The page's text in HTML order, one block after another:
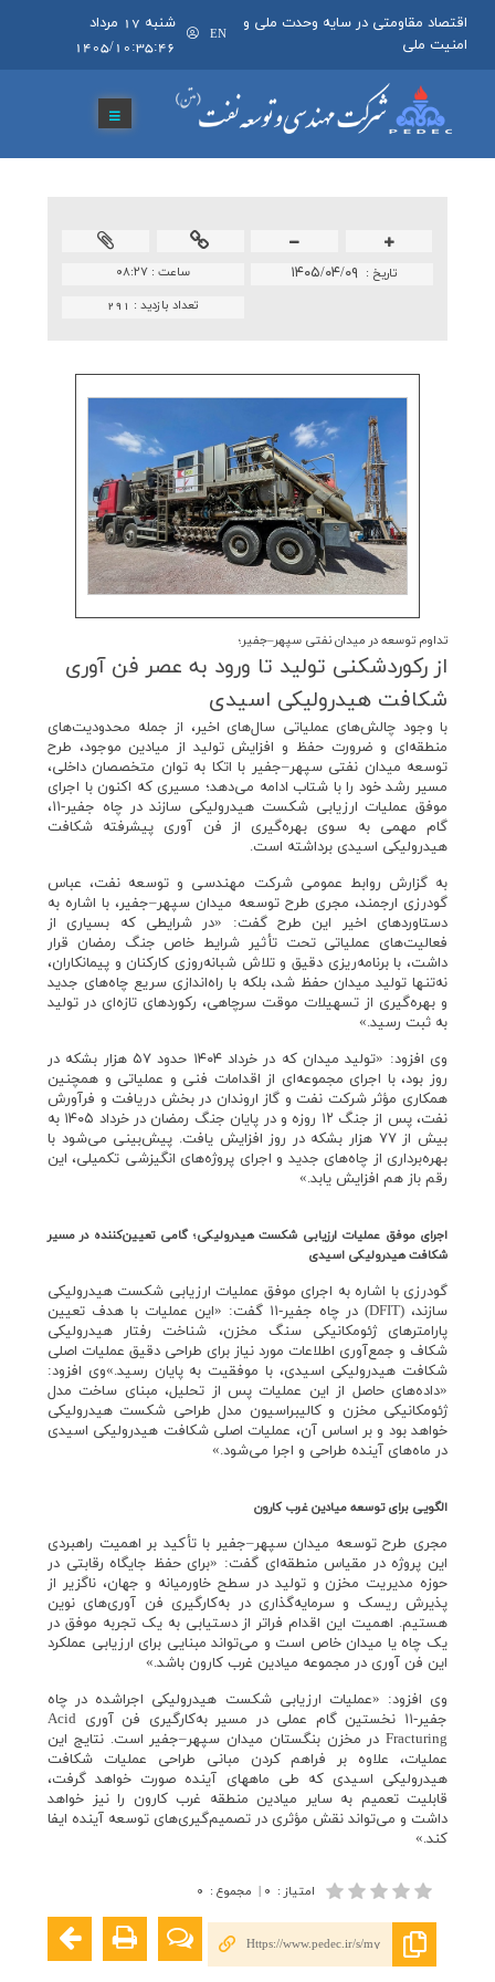
اقتصاد مقاومتی در سایه وحدت ملی و
امنیت ملی
EN
شنبه 17 مرداد
1405/10:35:46
ساعت :۰۸:۲۷ تاريخ : ۱۴۰۵/۰۴/۰۹
تعداد بازدید : 291
تداوم توسعه در میدان نفتی سپهر–جفیر؛
از ركوردشكنی تولید تا ورود به عصر فن آوری
شكافت هیدرولیكی اسیدی
با وجود چالش‌های عملیاتی سال‌های اخیر، از جمله محدودیت‌های
منطقه‌ای و ضرورت حفظ و افزایش تولید از میادین موجود، طرح
توسعه میدان نفتی سپهر–جفیر با اتکا به توان متخصصان داخلی،
مسیر رشد خود را با شتاب ادامه می‌دهد؛ مسیری که اکنون با اجرای
موفق عملیات ارزیابی شکست هیدرولیکی سازند در چاه جفیر-۱۱،
گام مهمی به سوی بهره‌گیری از فن آوری پیشرفته شکافت
هیدرولیکی اسیدی برداشته است.
به گزارش روابط عمومی شرکت مهندسی و توسعه نفت، عباس
گودرزی ارجمند، مجری طرح توسعه میدان سپهر–جفیر، با اشاره به
دستاوردهای اخیر این طرح گفت: «در شرایطی که بسیاری از
فعالیت‌های عملیاتی تحت تأثیر شرایط خاص جنگ رمضان قرار
داشت، با برنامه‌ریزی دقیق و تلاش شبانه‌روزی کارکنان و پیمانکاران،
نه‌تنها تولید میدان حفظ شد، بلکه با راه‌اندازی سریع چاه‌های جدید
و بهره‌گیری از تسهیلات موقت سرچاهی، رکوردهای تازه‌ای در تولید
به ثبت رسید.»
وی افزود: «تولید میدان که در خرداد ۱۴۰۴ حدود ۵۷ هزار بشکه در
روز بود، با اجرای مجموعه‌ای از اقدامات فنی و عملیاتی و همچنین
همکاری مؤثر شرکت نفت و گاز اروندان در بخش دریافت و فرآورش
نفت، پس از جنگ ۱۲ روزه و در پایان جنگ رمضان در خرداد ۱۴۰۵ به
بیش از ۷۷ هزار بشکه در روز افزایش یافت. پیش‌بینی می‌شود با
بهره‌برداری از چاه‌های جدید و اجرای پروژه‌های انگیزشی تکمیلی، این
رقم باز هم افزایش یابد.»
اجرای موفق عملیات ارزیابی شکست هیدرولیکی؛ گامی تعیین‌کننده در مسیر
شکافت هیدرولیکی اسیدی
گودرزی با اشاره به اجرای موفق عملیات ارزیابی شکست هیدرولیکی
سازند، (DFIT) در چاه جفیر-۱۱ گفت: «این عملیات با هدف تعیین
پارامترهای ژئومکانیکی سنگ مخزن، شناخت رفتار هیدرولیکی
شکاف و جمع‌آوری اطلاعات مورد نیاز برای طراحی دقیق عملیات اصلی
شکافت هیدرولیکی اسیدی، با موفقیت به پایان رسید.»وی افزود:
«داده‌های حاصل از این عملیات پس از تحلیل، مبنای ساخت مدل
ژئومکانیکی مخزن و کالیبراسیون مدل طراحی شکست هیدرولیکی
خواهد بود و بر اساس آن، عملیات اصلی شکافت هیدرولیکی اسیدی
در ماه‌های آینده طراحی و اجرا می‌شود.»
الگویی برای توسعه میادین غرب کارون
مجری طرح توسعه میدان سپهر–جفیر با تأکید بر اهمیت راهبردی
این پروژه در مقیاس منطقه‌ای گفت: «برای حفظ جایگاه رقابتی در
حوزه مدیریت مخزن و تولید در سطح خاورمیانه و جهان، ناگزیر از
پذیرش ریسک و سرمایه‌گذاری در به‌کارگیری فن آوری‌های نوین
هستیم. اهمیت این اقدام فراتر از دستیابی به یک تجربه موفق در
یک چاه یا میدان خاص است و می‌تواند مبنایی برای ارزیابی عملکرد
این فن آوری در مجموعه میادین غرب کارون باشد.»
وی افزود: «عملیات ارزیابی شکست هیدرولیکی اجراشده در چاه
جفیر-۱۱ نخستین گام عملی در مسیر به‌کارگیری فن آوری Acid
Fracturing در مخزن بنگستان میدان سپهر–جفیر است. نتایج این
عملیات، علاوه بر فراهم کردن مبانی طراحی عملیات شکافت
هیدرولیکی اسیدی که طی ماههای آینده صورت خواهد گرفت،
قابلیت تعمیم به سایر میادین منطقه غرب کارون را نیز خواهد
داشت و می‌تواند نقش مؤثری در تصمیم‌گیری‌های توسعه‌ آینده ایفا
کند.»
امتیاز : ۰ | مجموع : ۰
Https://www.pedec.ir/s/m7